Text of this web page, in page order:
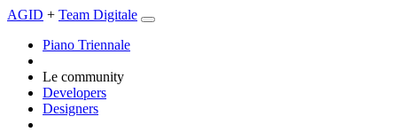
AGID + Team Digitale
Piano Triennale
Le community
Developers
Designers